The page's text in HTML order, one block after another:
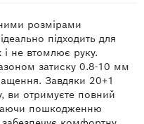
розмірами
підходить для
і не втомлює руку.
затиску 0.8-10 мм
Завдяки 20+1
ви отримуєте повний
пошкодженню